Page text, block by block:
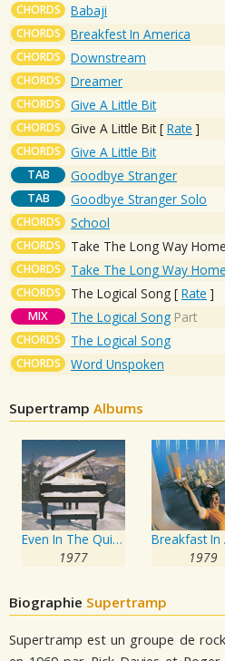
CHORDS Babaji
CHORDS Breakfest In America
CHORDS Downstream
CHORDS Dreamer
CHORDS Give A Little Bit
CHORDS Give A Little Bit[ Rate ]
CHORDS Give A Little Bit
TAB Goodbye Stranger
TAB Goodbye Stranger Solo
CHORDS School
CHORDS Take The Long Way Home
CHORDS Take The Long Way Home
CHORDS The Logical Song [ Rate ]
MIX The Logical Song Part
CHORDS The Logical Song
CHORDS Word Unspoken
Supertramp Albums
Even In The Quietest Moments
1977
1979
Biographie Supertramp
Supertramp est un groupe de